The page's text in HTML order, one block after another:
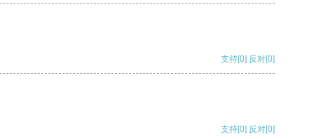
支持[0] 反对[0]
支持[0] 反对[0]